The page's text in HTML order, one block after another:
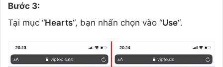
Bước 3:
Tại mục “Hearts“, bạn nhấn chọn vào “Use“.